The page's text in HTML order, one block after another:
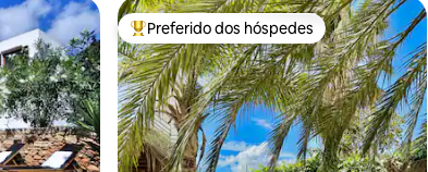
dos hóspedes Entre os melhores preferidos dos hóspedes
Preferido dos hóspedes